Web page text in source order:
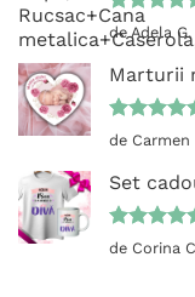
Evaluat la
5din 5
de Adela G.
Marturii
Evaluat la
de Carmen
Set
Evaluat la
de Corina